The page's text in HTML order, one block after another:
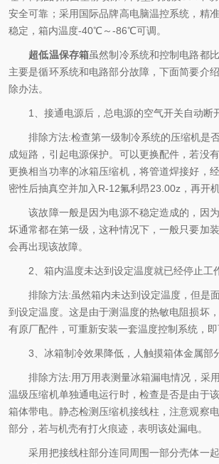
安全可靠；采用国际品牌高电脑温控系统，精
稳定，箱内温度-40℃～-86℃可调。
超低温保存箱虽然制冷系统和控制电路都
主要是循环系统和电路部分故障，下面简要介
除办法。
1、接通电源后，总电源的空气开关自动断
排除方法:检查第一级制冷系统的压缩机是
成短路，引起电源保护。可以更换配件，若没
更换相当功率的冰箱压缩机，将管道焊接好，
密性后抽真空并加入R-12氟利昂23.00z，再开
该故障一般是因为电源不稳定造成的，因为
坏通常都在第一级，这种情况下，一般只要加
会再出现该故障。
2、箱内温度未达到设定温度就已经停止工
排除方法:虽然箱内未达到设定温度，但是
到设定温度。这是由于测温度的热敏电阻损坏
有原厂配件，可重新安装一套温度控制系统，即
3、冰箱制冷效果降低，人触摸箱体金属部
排除方法:用万用表测量冰箱漏电情况，采
温级压缩机单独通电运行时，检查是否是由于
箱体带电。静态检测压缩机接线柱，注意观察
部分，若与机壳有打火痕迹，表明该处漏电。
采用把接线柱部分连同周围一部分壳体一起